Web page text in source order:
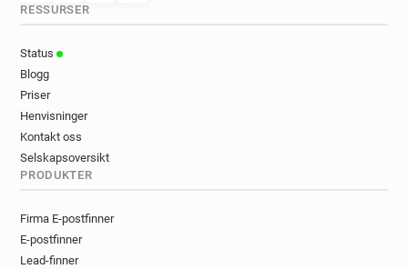
RESSURSER
Status
Blogg
Priser
Henvisninger
Kontakt oss
Selskapsoversikt
PRODUKTER
Firma E-postfinner
E-postfinner
Lead-finner